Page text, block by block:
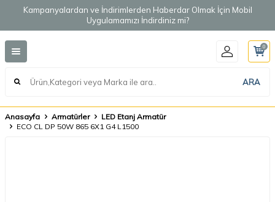
Kampanyalardan ve İndirimlerden Haberdar Olmak İçin Mobil
Uygulamamızı İndirdiniz mi?
ARA
0
Anasayfa Armatürler
LED Etanj Armatür
ECO CL DP 50W 865 6X1 G4 L1500